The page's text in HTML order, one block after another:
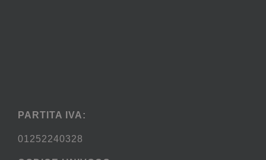
PARTITA IVA:
01252240328